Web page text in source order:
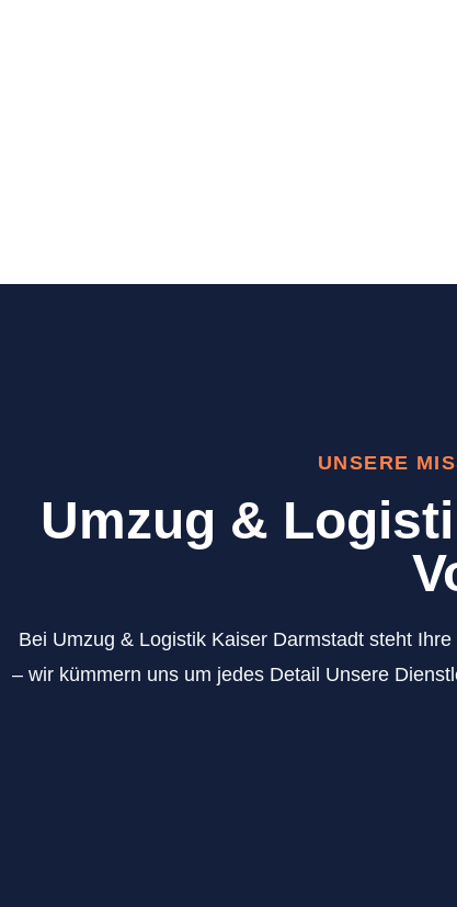
UNSERE
Umzug &
Bei Umzug & Logistik Kaiser Darmstadt steht
– wir kümmern uns um jedes Detail Unsere